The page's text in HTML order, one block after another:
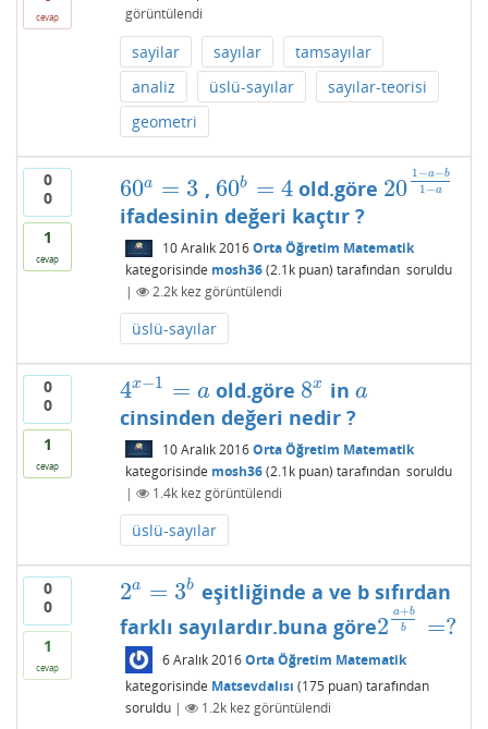
cevap
görüntülendi
sayilar sayılar
tamsayılar
analiz
üslü-sayılar
sayılar-teorisi
geometri
0
0
1
cevap
60a = 3
60a=3 , 60b = 4
60b =4 old.göre 20
1−a−b
1−a
201−a−b
ifadesinin değeri kaçtır ?
10 Aralık 2016 Orta Öğretim Matematik
kategorisinde mosh36 (2.1kpuan) tarafından soruldu
|
2.2kkez görüntülendi
üslü-sayılar
0
0
1
cevap
4x−1 = a
4x−1= a old.göre 8x
8x ina
a
cinsinden değeri nedir ?
10 Aralık 2016 Orta Öğretim Matematik
kategorisinde mosh36 (2.1kpuan) tarafından soruldu
|
1.4kkez görüntülendi
üslü-sayılar
0
0
1
cevap
2a = 3b
2a =3b
eşitliğinde a ve b sıfırdan
farklı sayılardır.buna göre2
a+b
b
=?
2a+b b=?
6 Aralık 2016 Orta Öğretim Matematik
kategorisinde Matsevdalısı (175 puan) tarafından
soruldu | 1.2kkez görüntülendi